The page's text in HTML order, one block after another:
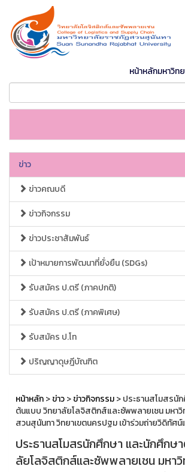
หน้าหลักมหาวิท
ข่าว
ข่าวคณบดี
ข่าวกิจกรรม
ข่าวประชาสัมพันธ์
เป้าหมายการพัฒนาที่ยั่งยืน (SDGs)
รับสมัคร ป.ตรี (ภาคปกติ)
รับสมัคร ป.ตรี (ภาคพิเศษ)
รับสมัคร ป.โท
ปริญญาดุษฎีบัณฑิต
หน้าหลัก>ข่าว>ข่าวกิจกรรม> ประธานสโมสรนั
ต้นแบบ วิทยาลัยโลจิสติกส์และซัพพลายเชน มหา
สวนสุนันทา วิทยาเขตนครปฐม เข้าร่วมถ่ายวิดิทัศน์
ประธานสโมสรนักศึกษา และนักศึกษ
ลัยโลจิสติกส์และซัพพลายเชน มหา